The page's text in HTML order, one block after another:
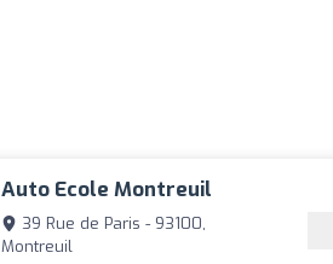
Auto Ecole Montreuil
39 Rue de Paris - 93100,
Montreuil